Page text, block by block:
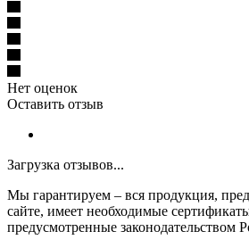
Нет оценок
Оставить отзыв
Загрузка отзывов...
Мы гарантируем – вся продукция,
сайте, имеет необходимые
предусмотренные законодательством